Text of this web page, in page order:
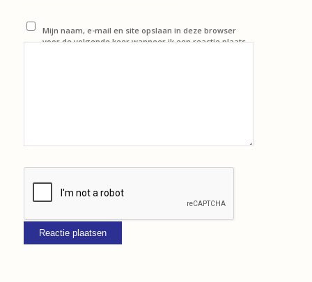
Mijn naam, e-mail en site opslaan in deze browser
voor de volgende keer wanneer ik een reactie plaats.